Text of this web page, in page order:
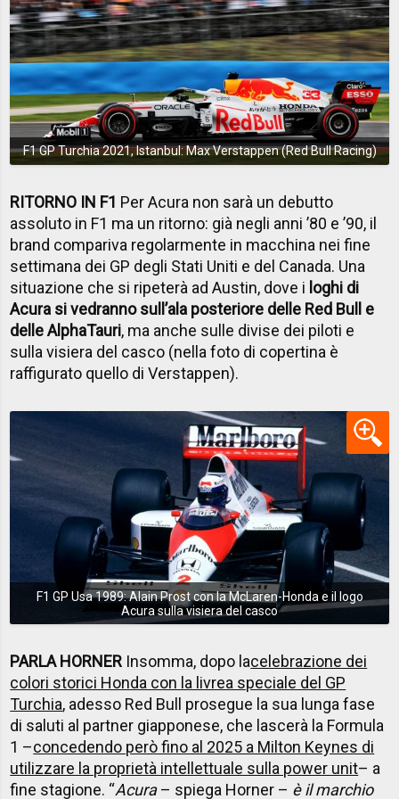
F1 GP Turchia 2021, Istanbul: Max Verstappen (Red Bull Racing)
RITORNO IN F1 Per Acura non sarà un debutto
assoluto in F1 ma un ritorno: già negli anni ’80 e ’90, il
brand compariva regolarmente in macchina nei fine
settimana dei GP degli Stati Uniti e del Canada. Una
situazione che si ripeterà ad Austin, dove i loghi di
Acura si vedranno sull’ala posteriore delle Red Bull e
delle AlphaTauri, ma anche sulle divise dei piloti e
sulla visiera del casco (nella foto di copertina è
raffigurato quello di Verstappen).
F1 GP Usa 1989: Alain Prost con la McLaren-Honda e il logo
Acura sulla visiera del casco
PARLA HORNER Insomma, dopo lacelebrazione dei
colori storici Honda con la livrea speciale del GP
Turchia, adesso Red Bull prosegue la sua lunga fase
di saluti al partner giapponese, che lascerà la Formula
1 –concedendo però fino al 2025 a Milton Keynes di
utilizzare la proprietà intellettuale sulla power unit– a
fine stagione. “Acura– spiega Horner – è il marchio